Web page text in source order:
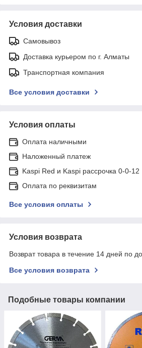
Условия доставки
Самовывоз
Доставка курьером по г. Алматы
Транспортная компания
Все условия доставки
Условия оплаты
Оплата наличными
Наложенный платеж
Kaspi Red и Kaspi рассрочка 0-0-12
Оплата по реквизитам
Все условия оплаты
Условия возврата
Возврат товара в течение 14 дней по
Все условия возврата
Подобные товары компании